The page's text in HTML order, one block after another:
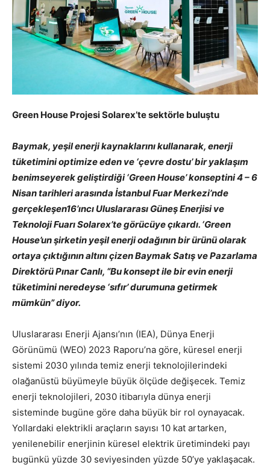
Green House Projesi Solarex’te sektörle buluştu
Baymak, yeşil enerji kaynaklarını kullanarak, enerji
tüketimini optimize eden ve ‘çevre dostu’ bir yaklaşım
benimseyerek geliştirdiği ‘Green House’ konseptini 4 – 6
Nisan tarihleri arasında İstanbul Fuar Merkezi’nde
gerçekleşen16’ıncı Uluslararası Güneş Enerjisi ve
Teknoloji Fuarı Solarex’te görücüye çıkardı. ‘Green
House’un şirketin yeşil enerji odağının bir ürünü olarak
ortaya çıktığının altını çizen Baymak Satış ve Pazarlama
Direktörü Pınar Canlı, “Bu konsept ile bir evin enerji
tüketimini neredeyse ‘sıfır’ durumuna getirmek
mümkün” diyor.
Uluslararası Enerji Ajansı’nın (IEA), Dünya Enerji
Görünümü (WEO) 2023 Raporu’na göre, küresel enerji
sistemi 2030 yılında temiz enerji teknolojilerindeki
olağanüstü büyümeyle büyük ölçüde değişecek. Temiz
enerji teknolojileri, 2030 itibarıyla dünya enerji
sisteminde bugüne göre daha büyük bir rol oynayacak.
Yollardaki elektrikli araçların sayısı 10 kat artarken,
yenilenebilir enerjinin küresel elektrik üretimindeki payı
bugünkü yüzde 30 seviyesinden yüzde 50’ye yaklaşacak.